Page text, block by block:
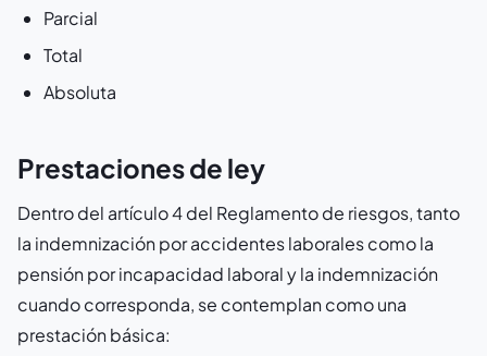
Parcial
Total
Absoluta
Prestaciones de ley
Dentro del artículo 4 del Reglamento de riesgos, tanto
la indemnización por accidentes laborales como la
pensión por incapacidad laboral y la indemnización
cuando corresponda, se contemplan como una
prestación básica: